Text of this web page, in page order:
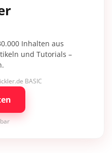
Inhalten aus
und Tutorials –
BASIC